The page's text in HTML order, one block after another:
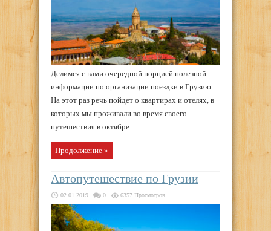
Делимся с вами очередной порцией полезной
информации по организации поездки в Грузию.
На этот раз речь пойдет о квартирах и отелях, в
которых мы проживали во время своего
путешествия в октябре.
Продолжение »
Автопутешествие по Грузии
02.01.2019 0 6357 Просмотров